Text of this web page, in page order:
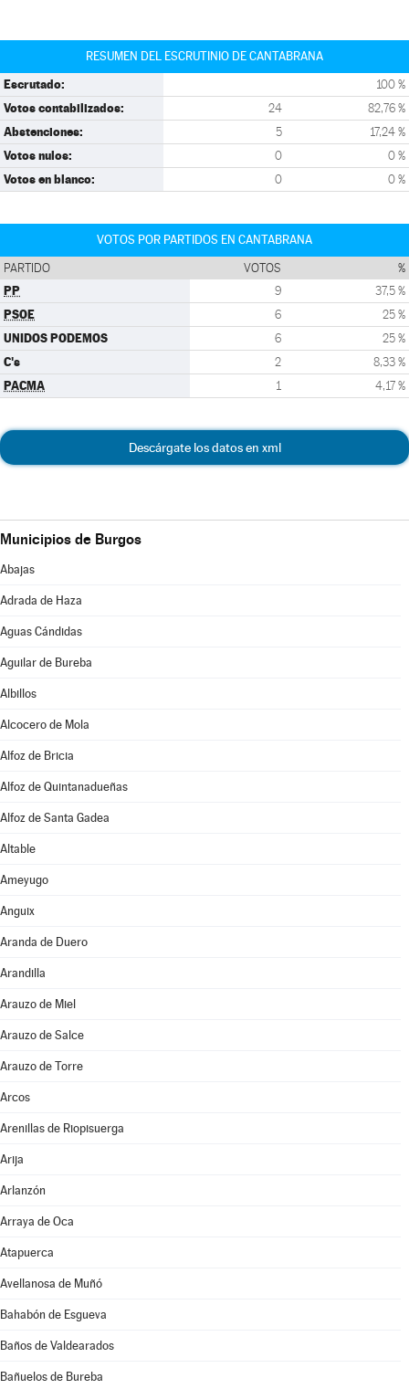
RESUMEN DEL ESCRUTINIO DE CANTABRANA
Escrutado: 100 %
Votos contabilizados: 24 82,76 %
Abstenciones: 5 17,24 %
Votos nulos: 0 0 %
Votos en blanco: 0 0 %
VOTOS POR PARTIDOS EN CANTABRANA
PARTIDO VOTOS %
PP 9 37,5 %
PSOE 6 25 %
UNIDOS PODEMOS 6 25 %
C's 2 8,33 %
PACMA 1 4,17 %
Descárgate los datos en xml
Municipios de Burgos
Abajas
Adrada de Haza
Aguas Cándidas
Aguilar de Bureba
Albillos
Alcocero de Mola
Alfoz de Bricia
Alfoz de Quintanadueñas
Alfoz de Santa Gadea
Altable
Ameyugo
Anguix
Aranda de Duero
Arandilla
Arauzo de Miel
Arauzo de Salce
Arauzo de Torre
Arcos
Arenillas de Riopisuerga
Arija
Arlanzón
Arraya de Oca
Atapuerca
Avellanosa de Muñó
Bahabón de Esgueva
Baños de Valdearados
Bañuelos de Bureba